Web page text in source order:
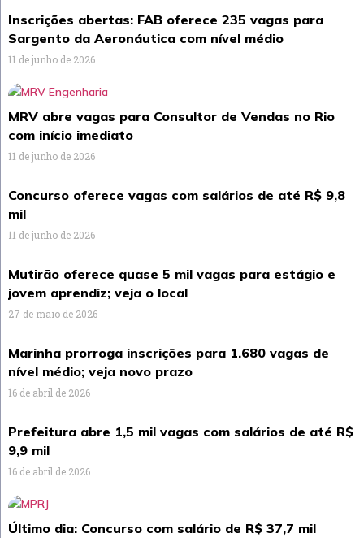
Inscrições abertas: FAB oferece 235 vagas para
Sargento da Aeronáutica com nível médio
11 de junho de 2026
MRV abre vagas para Consultor de Vendas no Rio
com início imediato
11 de junho de 2026
Concurso oferece vagas com salários de até R$ 9,8
mil
11 de junho de 2026
Mutirão oferece quase 5 mil vagas para estágio e
jovem aprendiz; veja o local
27 de maio de 2026
Marinha prorroga inscrições para 1.680 vagas de
nível médio; veja novo prazo
16 de abril de 2026
Prefeitura abre 1,5 mil vagas com salários de até R$
9,9 mil
16 de abril de 2026
Último dia: Concurso com salário de R$ 37,7 mil